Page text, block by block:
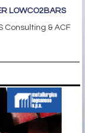
LOWCO2BARS
Consulting & ACF